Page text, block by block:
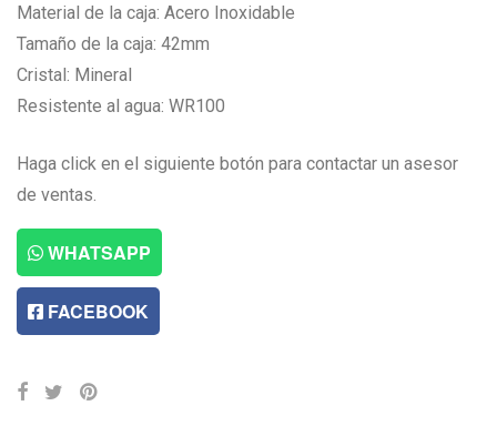
Material de la caja: Acero Inoxidable
Tamaño de la caja: 42mm
Cristal: Mineral
Resistente al agua: WR100
Haga click en el siguiente botón para contactar un asesor
de ventas.
WHATSAPP
FACEBOOK